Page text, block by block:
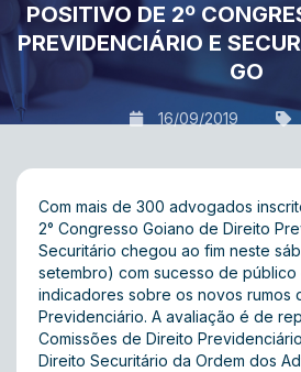
POSITIVO DE 2º
PREVIDENCIÁRIO E
GO
16/09/2019
Com mais de 300 advogados
2° Congresso Goiano de Direito
Securitário chegou ao fim neste
setembro) com sucesso de
indicadores sobre os novos rumos
Previdenciário. A avaliação é de
Comissões de Direito
Direito Securitário da Ordem dos